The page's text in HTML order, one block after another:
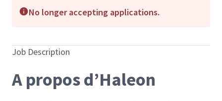
No longer accepting applications.
Job Description
A propos d’Haleon